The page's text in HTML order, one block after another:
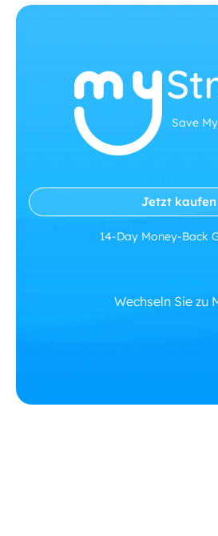
Save
Jetzt kaufen
14-Day Money-Back
Wechseln Sie zu